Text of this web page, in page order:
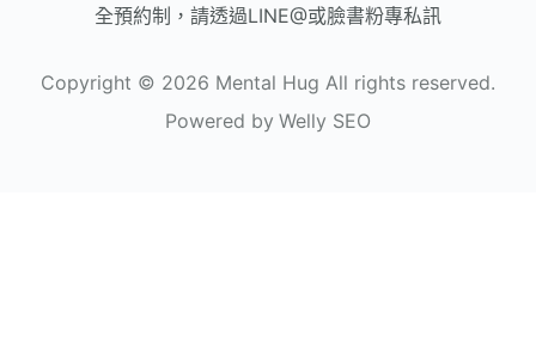
全預約制，請透過LINE@或臉書粉專私訊
Copyright © 2026 Mental Hug All rights reserved.
Powered by Welly SEO